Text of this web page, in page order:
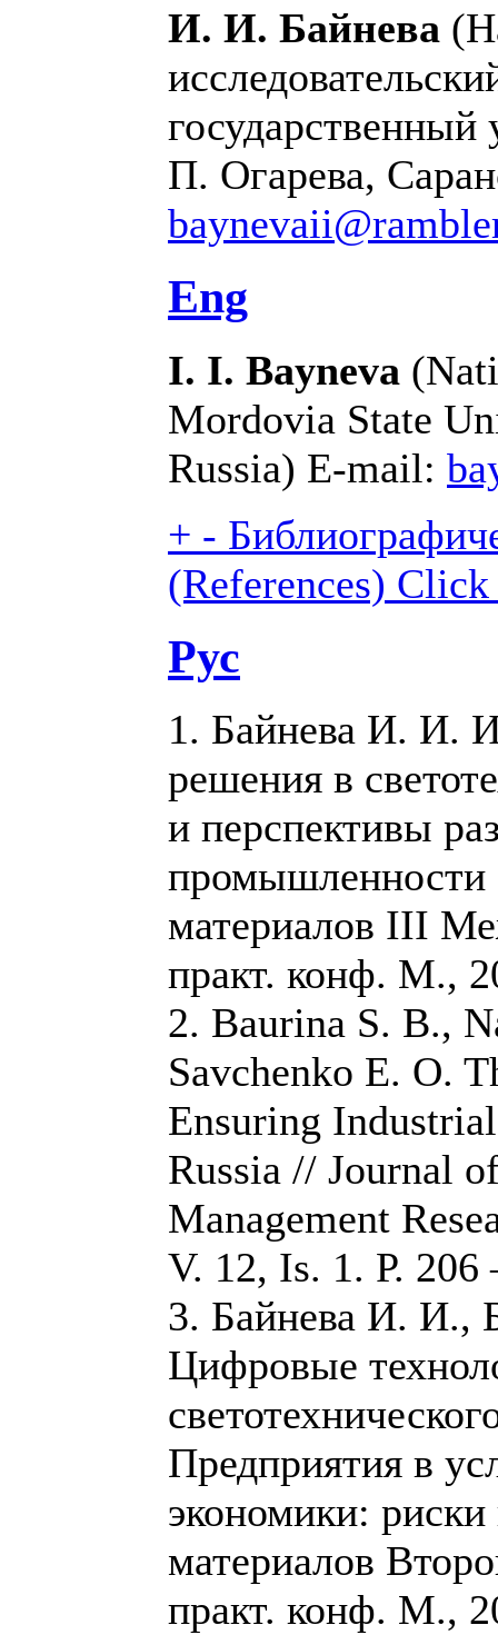
И. И. Байнева
П. Огарева,
Eng
I. I. Bayneva
Mordovia State
Russia) E-mail:
+ -
(References) Click
Рус
1. Байнева И. И.
решения в
и перспективы
промышленности
материалов III
практ. конф. М.,
2. Baurina S. B.,
Savchenko E. O.
Ensuring
Russia // Journal
Management
V. 12, Is. 1. Р. 206
3. Байнева И. И.,
Цифровые
Предприятия в
экономики:
материалов
практ. конф. М.,